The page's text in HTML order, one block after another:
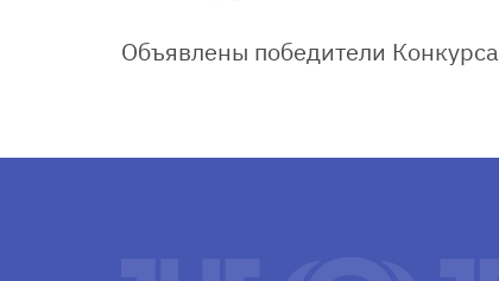
Объявлены победители Конкурса